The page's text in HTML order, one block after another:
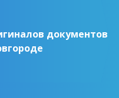
документов